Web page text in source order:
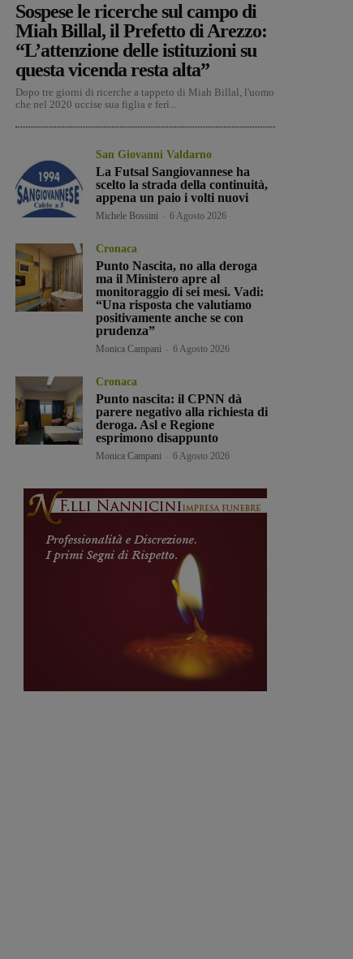
Sospese le ricerche sul campo di
Miah Billal, il Prefetto di Arezzo:
“L’attenzione delle istituzioni su
questa vicenda resta alta”
Dopo tre giorni di ricerche a tappeto di Miah Billal, l'uomo
che nel 2020 uccise sua figlia e ferì...
San Giovanni Valdarno
La Futsal Sangiovannese ha
scelto la strada della continuità,
appena un paio i volti nuovi
Michele Bossini 6 Agosto 2026
Cronaca
Punto Nascita, no alla deroga
ma il Ministero apre al
monitoraggio di sei mesi. Vadi:
“Una risposta che valutiamo
positivamente anche se con
prudenza”
Monica Campani 6 Agosto 2026
Cronaca
Punto nascita: il CPNN dà
parere negativo alla richiesta di
deroga. Asl e Regione
esprimono disappunto
Monica Campani 6 Agosto 2026